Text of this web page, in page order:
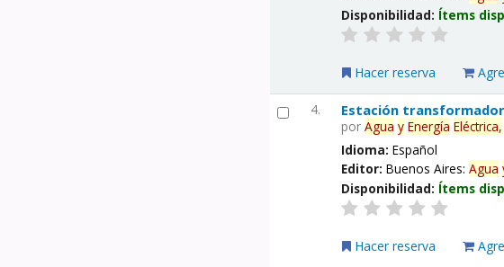
Disponibilidad: Ítems
Hacer reserva
4. Estación
porAgua y Energía Eléctrica,
Idioma:Español
Editor:Buenos Aires:Agua
Disponibilidad: Ítems
Hacer reserva